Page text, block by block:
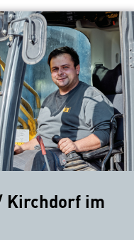
Kirchdorf im